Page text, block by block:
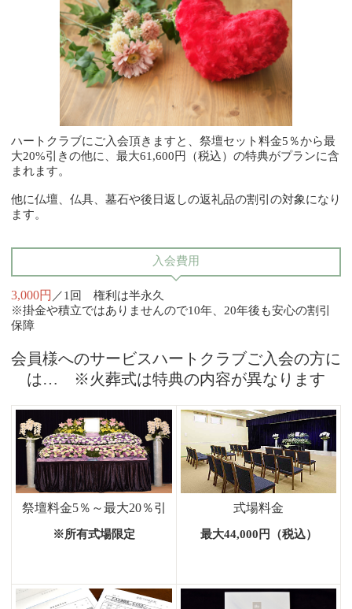
ハートクラブにご入会頂きますと、祭壇セット料金5％から最
大20%引きの他に、最大61,600円（税込）の特典がプランに含
まれます。
他に仏壇、仏具、墓石や後日返しの返礼品の割引の対象になり
ます。
入会費用
3,000円 ／1回 権利は半永久
※掛金や積立ではありませんので10年、20年後も安心の割引
保障
会員様へのサービスハートクラブご入会の方に
は… ※火葬式は特典の内容が異なります
祭壇料金5％～最大20％引
※所有式場限定
式場料金
最大44,000円（税込）